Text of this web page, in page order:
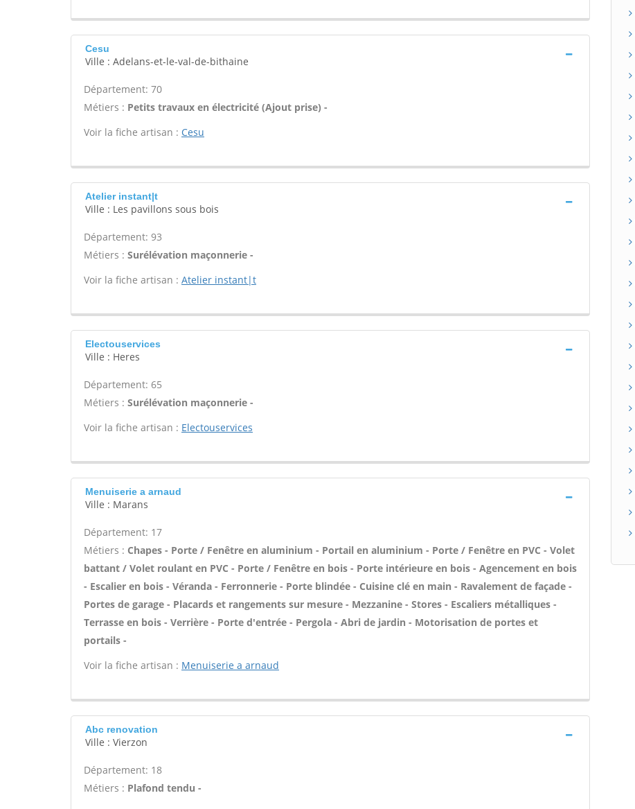
Cesu
Ville : Adelans-et-le-val-de-bithaine
Département: 70
Métiers : Petits travaux en électricité (Ajout prise) -
Voir la fiche artisan : Cesu
Atelier instant|t
Ville : Les pavillons sous bois
Département: 93
Métiers : Surélévation maçonnerie -
Voir la fiche artisan : Atelier instant|t
Electouservices
Ville : Heres
Département: 65
Métiers : Surélévation maçonnerie -
Voir la fiche artisan : Electouservices
Menuiserie a arnaud
Ville : Marans
Département: 17
Métiers : Chapes - Porte / Fenêtre en aluminium - Portail en aluminium - Porte / Fenêtre en PVC - Volet
battant / Volet roulant en PVC - Porte / Fenêtre en bois - Porte intérieure en bois - Agencement en bois
- Escalier en bois - Véranda - Ferronnerie - Porte blindée - Cuisine clé en main - Ravalement de façade -
Portes de garage - Placards et rangements sur mesure - Mezzanine - Stores - Escaliers métalliques -
Terrasse en bois - Verrière - Porte d'entrée - Pergola - Abri de jardin - Motorisation de portes et
portails -
Voir la fiche artisan : Menuiserie a arnaud
Abc renovation
Ville : Vierzon
Département: 18
Métiers : Plafond tendu -